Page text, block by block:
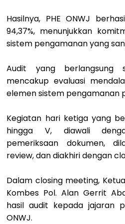
Hasilnya, PHE ONWJ
94,37%, menunjukkan
sistem pengamanan yang
Audit yang
mencakup evaluasi
elemen sistem pengamanan
Kegiatan hari ketiga yang
hingga V, diawali
pemeriksaan dokumen,
review, dan diakhiri dengan
Dalam closing meeting,
Kombes Pol. Alan Gerrit
hasil audit kepada jajaran
ONWJ.